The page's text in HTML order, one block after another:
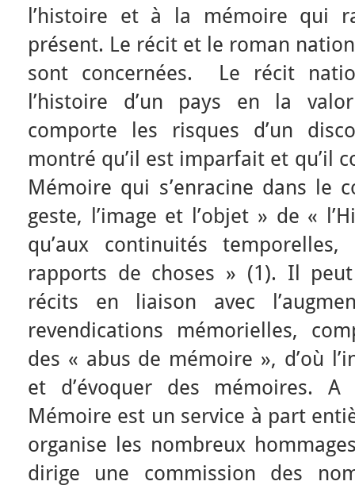
l’histoire et à la mémoire qui
présent. Le récit et le roman
sont concernées. Le récit
l’histoire d’un pays en la
comporte les risques d’un
montré qu’il est imparfait et qu’il
Mémoire qui s’enracine dans le
geste, l’image et l’objet » de «
qu’aux continuités
rapports de choses » (1). Il
récits en liaison avec
revendications mémorielles,
des « abus de mémoire », d’où
et d’évoquer des mémoires.
Mémoire est un service à part
organise les nombreux
dirige une commission des